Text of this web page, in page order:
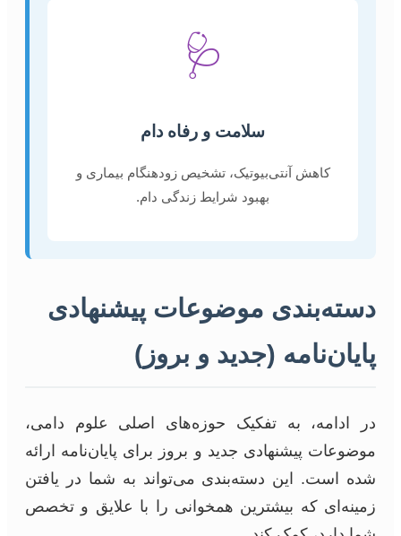
🩺
سلامت و رفاه دام
کاهش آنتی‌بیوتیک، تشخیص زودهنگام بیماری و
بهبود شرایط زندگی دام.
دسته‌بندی موضوعات پیشنهادی
پایان‌نامه (جدید و بروز)
در ادامه، به تفکیک حوزه‌های اصلی علوم دامی،
موضوعات پیشنهادی جدید و بروز برای پایان‌نامه ارائه
شده است. این دسته‌بندی می‌تواند به شما در یافتن
زمینه‌ای که بیشترین همخوانی را با علایق و تخصص